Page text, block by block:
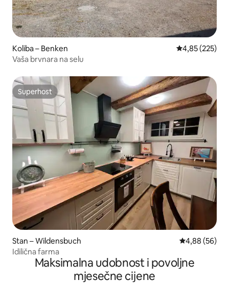
Koliba – Benken Prosječna
4,85 (225)
Vaša brvnara na selu
Superhost
Superhost
Stan – Wildensbuch Prosječna
4,88 (56)
Idilična farma
Maksimalna udobnost i povoljne
mjesečne cijene